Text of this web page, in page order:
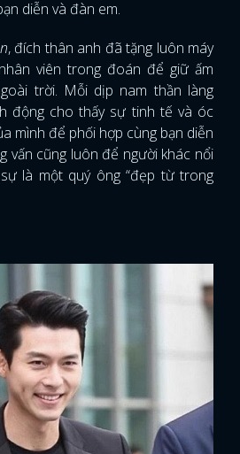
diễn và đàn em.
, đích thân anh đã tặng luôn máy
viên trong đoán để giữ ấm
trời. Mỗi dịp nam thần làng
động cho thấy sự tinh tế và óc
mình để phối hợp cùng bạn diễn
vấn cũng luôn để người khác nổi
là một quý ông “đẹp từ trong